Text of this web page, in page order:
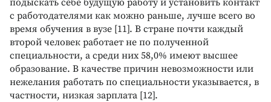
с работодателями как можно раньше, лучше всего во
время обучения в вузе [11]. В стране почти каждый
второй человек работает не по полученной
специальности, а среди них 58,0% имеют высшее
образование. В качестве причин невозможности или
нежелания работать по специальности указывается, в
частности, низкая зарплата [12].